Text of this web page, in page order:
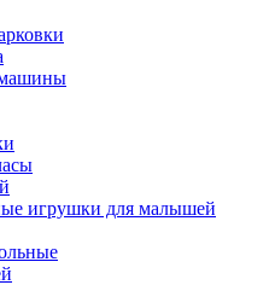
машины
игрушки для малышей